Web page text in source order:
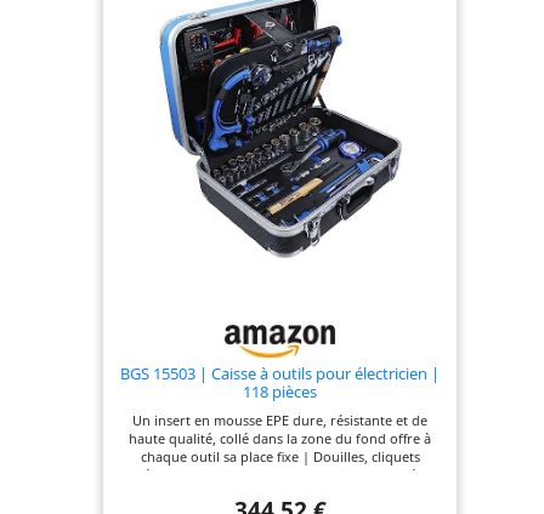
BGS 15503 | Caisse à outils pour électricien |
118 pièces
Un insert en mousse EPE dure, résistante et de
haute qualité, collé dans la zone du fond offre à
chaque outil sa place fixe | Douilles, cliquets
réversibles, pinces VDE, tournevis VDE et clés